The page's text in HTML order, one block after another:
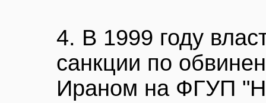
4. В 1999 году
санкции по
Ираном на ФГУП